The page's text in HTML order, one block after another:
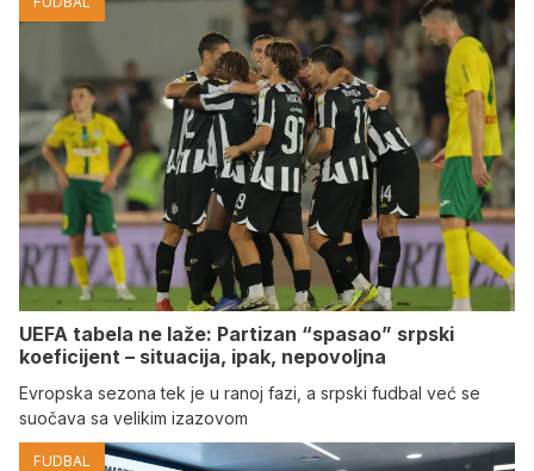
UEFA tabela ne laže: Partizan “spasao” srpski
koeficijent – situacija, ipak, nepovoljna
Evropska sezona tek je u ranoj fazi, a srpski fudbal već se
suočava sa velikim izazovom
FUDBAL